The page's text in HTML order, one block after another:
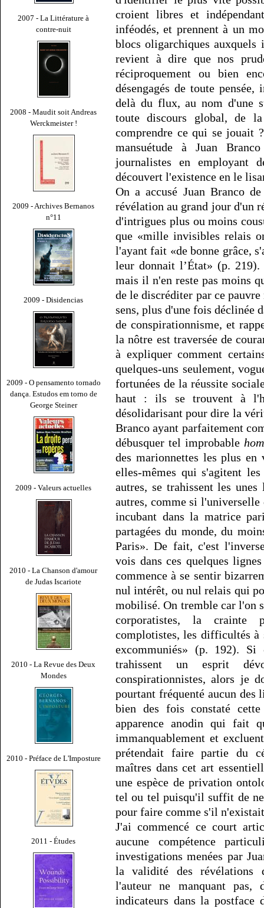
2007 - La Littérature à
contre-nuit
2008 - Maudit soit Andreas
Werckmeister !
2009 - Archives Bernanos
n°11
2009 - Disidencias
2009 - O pensamento tornado
dança. Estudos em torno de
George Steiner
2009 - Valeurs actuelles
2010 - La Chanson d'amour
de Judas Iscariote
2010 - La Revue des Deux
Mondes
2010 - Préface de L'Imposture
2011 - Études
croient libres et
inféodés, et prennent à un
blocs oligarchiques
revient à dire que nos
réciproquement ou bien
désengagés de toute
delà du flux, au nom d'une
toute discours global, de
comprendre ce qui se jouait
mansuétude à Juan
journalistes en employant
découvert l'existence en le
On a accusé Juan Branco
révélation au grand jour d'un
d'intrigues plus ou moins
que «mille invisibles relais
l'ayant fait «de bonne grâce,
leur donnait l’État» (p. 219).
mais il n'en reste pas moins
de le discréditer par ce
sens, plus d'une fois déclinée
de conspirationnisme, et
la nôtre est traversée de
à expliquer comment
quelques-uns seulement,
fortunées de la réussite
haut : ils se trouvent à
désolidarisant pour dire la
Branco ayant parfaitement
débusquer tel improbable
des marionnettes les plus en
elles-mêmes qui s'agitent
autres, se trahissent les
autres, comme si
incubant dans la matrice
partagées du monde, du
Paris». De fait, c'est
vois dans ces quelques
commence à se sentir
nul intérêt, ou nul relais qui
mobilisé. On tremble car l'on
corporatistes, la crainte
complotistes, les difficultés à
excommuniés» (p. 192). Si
trahissent un esprit
conspirationnistes, alors je
pourtant fréquenté aucun des
bien des fois constaté
apparence anodin qui fait
immanquablement et
prétendait faire partie du
maîtres dans cet art
une espèce de privation
tel ou tel puisqu'il suffit de
pour faire comme s'il
J'ai commencé ce court
aucune compétence
investigations menées par
la validité des révélations
l'auteur ne manquant pas,
indicateurs dans la postface